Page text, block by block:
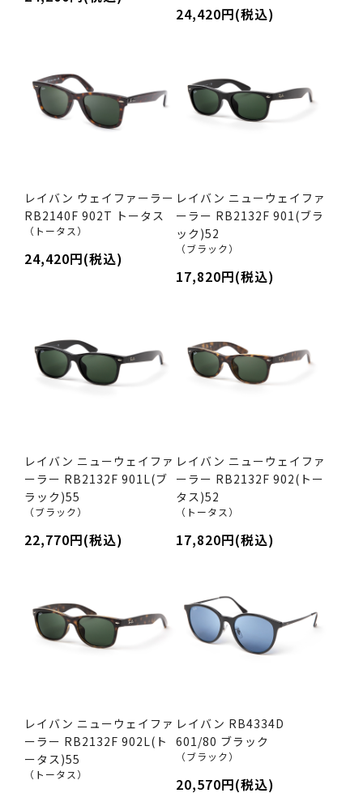
24,420円(税込)
レイバン ウェイファーラー
RB2140F 902T トータス
（トータス）
24,420円(税込)
レイバン ニューウェイファ
ーラー RB2132F 901(ブラ
ック)52
（ブラック）
17,820円(税込)
レイバン ニューウェイファ
ーラー RB2132F 901L(ブ
ラック)55
（ブラック）
22,770円(税込)
レイバン ニューウェイファ
ーラー RB2132F 902(トー
タス)52
（トータス）
17,820円(税込)
レイバン ニューウェイファ
ーラー RB2132F 902L(ト
ータス)55
（トータス）
レイバン RB4334D
601/80 ブラック
（ブラック）
20,570円(税込)